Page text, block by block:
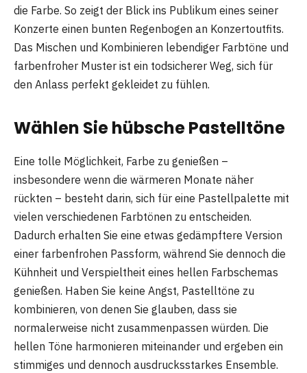
die Farbe. So zeigt der Blick ins Publikum eines seiner
Konzerte einen bunten Regenbogen an Konzertoutfits.
Das Mischen und Kombinieren lebendiger Farbtöne und
farbenfroher Muster ist ein todsicherer Weg, sich für
den Anlass perfekt gekleidet zu fühlen.
Wählen Sie hübsche Pastelltöne
Eine tolle Möglichkeit, Farbe zu genießen –
insbesondere wenn die wärmeren Monate näher
rückten – besteht darin, sich für eine Pastellpalette mit
vielen verschiedenen Farbtönen zu entscheiden.
Dadurch erhalten Sie eine etwas gedämpftere Version
einer farbenfrohen Passform, während Sie dennoch die
Kühnheit und Verspieltheit eines hellen Farbschemas
genießen. Haben Sie keine Angst, Pastelltöne zu
kombinieren, von denen Sie glauben, dass sie
normalerweise nicht zusammenpassen würden. Die
hellen Töne harmonieren miteinander und ergeben ein
stimmiges und dennoch ausdrucksstarkes Ensemble.